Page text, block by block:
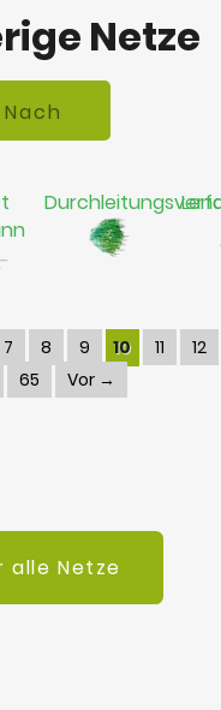
Netze
7 8 9 10 11
12
65 Vor →
alle Netze